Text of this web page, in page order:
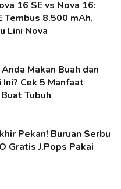
16 SE vs Nova 16:
Tembus 8.500 mAh,
Lini Nova
Makan Buah dan
Ini? Cek 5 Manfaat
Tubuh
Pekan! Buruan Serbu
Gratis J.Pops Pakai